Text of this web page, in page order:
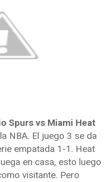
Spurs vs Miami Heat
NBA. El juego 3 se da
empatada 1-1. Heat
en casa, esto luego
visitante. Pero